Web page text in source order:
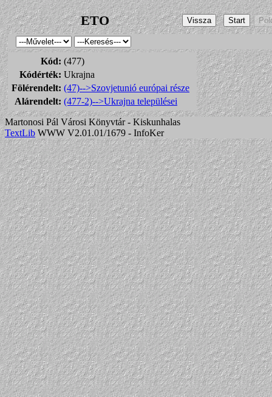
ETO
Kód: (477)
Kódérték: Ukrajna
Fölérendelt: (47)-->Szovjetunió európai része
Alárendelt: (477-2)-->Ukrajna települései
Martonosi Pál Városi Könyvtár - Kiskunhalas
TextLib WWW V2.01.01/1679 - InfoKer